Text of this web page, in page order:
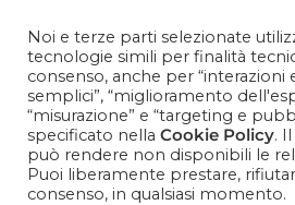
Cosa aspetti? Entra nel mondo
su news, novità e soprattutto promo
VOGLIO ISCRIVERMI ALLA
Noi e terze parti selezionate
tecnologie simili per finalità
consenso, anche per “interazioni
semplici”, “miglioramento
“misurazione” e “targeting e
specificato nella Cookie Policy.
può rendere non disponibili le
Puoi liberamente prestare,
consenso, in qualsiasi momento.
Contattaci +39 081